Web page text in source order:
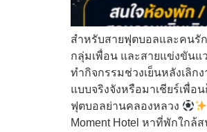
สำหรับสายฟุตบอลและคนรั
กลุ่มเพื่อน และสายแข่งขันแ
ทำกิจกรรมช่วงเย็นหลังเลิก
แบบจริงจังหรือมาเชียร์เพื่
ฟุตบอลย่านคลองหลวง
Moment Hotel หาที่พักใกล้